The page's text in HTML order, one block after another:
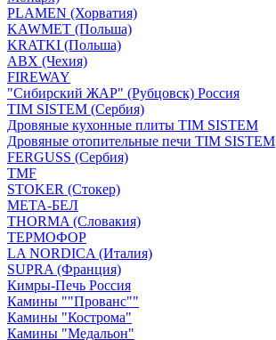
PLAMEN (Хорватия)
KAWMET (Польша)
KRATKI (Польша)
ABX (Чехия)
FIREWAY
"Сибирский ЖАР" (Рубцовск) Россия
TIM SISTEM (Сербия)
Дровяные кухонные плиты TIM SISTEM
Дровяные отопительные печи TIM SISTEM
FERGUSS (Сербия)
TMF
STOKER (Стокер)
МЕТА-БЕЛ
THORMA (Словакия)
ТЕРМОФОР
LA NORDICA (Италия)
SUPRA (Франция)
Кимры-Печь Россия
Камины ""Прованс""
Камины "Кострома"
Камины "Медальон"